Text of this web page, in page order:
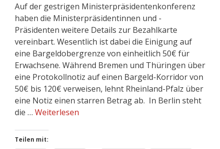
Auf der gestrigen Ministerpräsidentenkonferenz
haben die Ministerpräsidentinnen und -
Präsidenten weitere Details zur Bezahlkarte
vereinbart. Wesentlich ist dabei die Einigung auf
eine Bargeldobergrenze von einheitlich 50€ für
Erwachsene. Während Bremen und Thüringen über
eine Protokollnotiz auf einen Bargeld-Korridor von
50€ bis 120€ verweisen, lehnt Rheinland-Pfalz über
eine Notiz einen starren Betrag ab. In Berlin steht
die … Weiterlesen
Teilen mit: